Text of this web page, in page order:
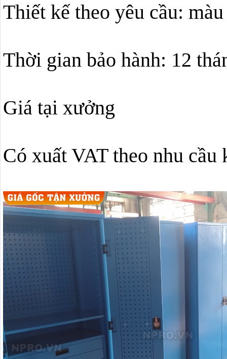
Thiết kế theo yêu cầu:
Thời gian bảo hành: 12
Giá tại xưởng
Có xuất VAT theo nhu cầu